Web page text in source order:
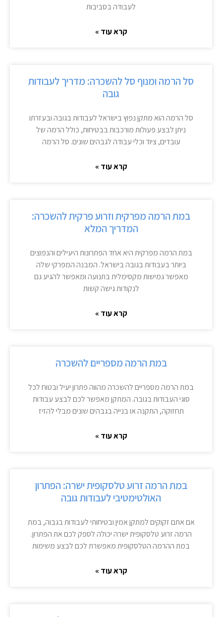
לעבודה בסביבות
קרא עוד »
סל הרמה ומנוף סל להשכרה: מדריך לעבודות
גובה
סל הרמה הוא מתקן נפוץ בישראל לעבודות בגובה ובעזרתו
ניתן לבצע פעולות מורכבות בבטיחות, כולל הרמה של
עובדים, ציוד וכלי עבודה לגבהים שונים. סל הרמה
קרא עוד »
במת הרמה מפרקית וזרוע פרקית להשכרה:
המדריך המלא
במת הרמה מפרקית היא אחד הפתרונות היעילים והנפוצים
ביותר בעבודות בגובה בישראל. המבנה המפרקי שלה
מאפשר גמישות מקסימלית בתנועה ומאפשר להגיע גם
לנקודות גישה קשות
קרא עוד »
במת הרמה מספריים להשכרה
במת הרמה מספריים להשכרה מהווה פתרון יעיל ובטוח לכל
סוגי העבודות בגובה. המתקן מאפשר לכם לבצע עבודות
תחזוקה, התקנה או בנייה בגבהים שונים מבלי להזיז
קרא עוד »
במת הרמה זרוע טלסקופית ישרה: הפתרון
האולטימטיבי לעבודות גובה
אם אתם זקוקים למתקן אמין ובטיחותי לעבודות בגבוה, במת
הרמה זרוע טלסקופית ישרה יכולה לספק לכם את הפתרון.
במת ההרמה הטלסקופית מאפשרת לכם לבצע משימות
קרא עוד »